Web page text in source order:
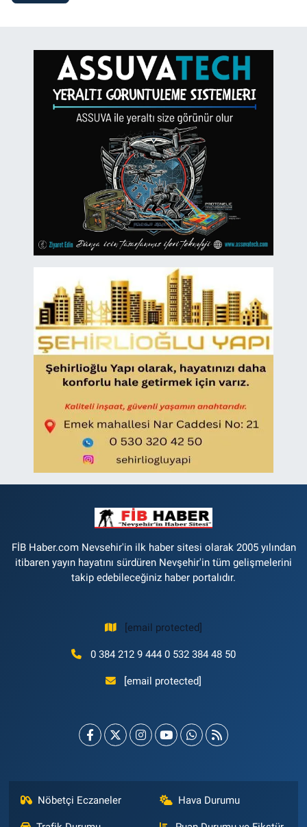
FİB Haber.com Nevsehir'in ilk haber sitesi olarak 2005 yılından
itibaren yayın hayatını sürdüren Nevşehir'in tüm gelişmelerini
takip edebileceğiniz haber portalıdır.
[email protected]
0 384 212 9 444 0 532 384 48 50
[email protected]
Nöbetçi Eczaneler Hava Durumu